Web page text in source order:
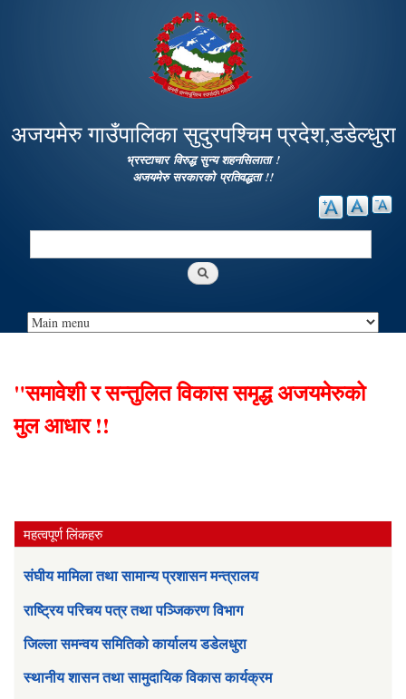
main
content
अजयमेरु गाउँपालिका सुदुरपश्चिम प्रदेश,डडेल्धुरा
भ्रस्टाचार विरुद्ध सुन्य शहनसिलाता !
अजयमेरु सरकारको प्रतिवद्धता !!
Search
"समावेशी र सन्तुलित विकास समृद्ध अजयमेरुको
मुल आधार !!
महत्वपूर्ण लिंकहरु
संघीय मामिला तथा सामान्य प्रशासन मन्त्रालय
राष्ट्रिय परिचय पत्र तथा पञ्जिकरण विभाग
जिल्ला समन्वय समितिको कार्यालय डडेलधुरा
स्थानीय शासन तथा सामुदायिक विकास कार्यक्रम